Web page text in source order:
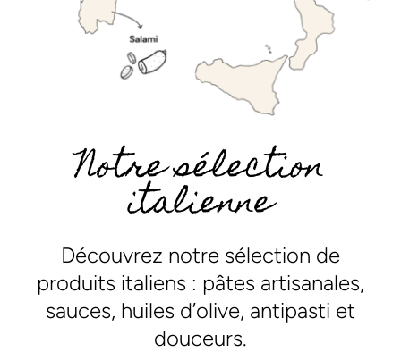
Notre sélection
italienne
Découvrez notre sélection de
produits italiens : pâtes artisanales,
sauces, huiles d’olive, antipasti et
douceurs.